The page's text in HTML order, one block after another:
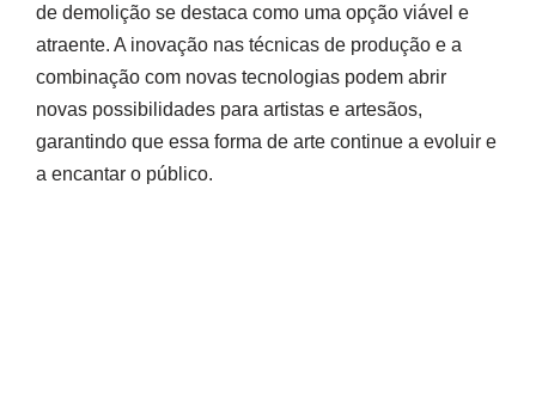
de demolição se destaca como uma opção viável e
atraente. A inovação nas técnicas de produção e a
combinação com novas tecnologias podem abrir
novas possibilidades para artistas e artesãos,
garantindo que essa forma de arte continue a evoluir e
a encantar o público.